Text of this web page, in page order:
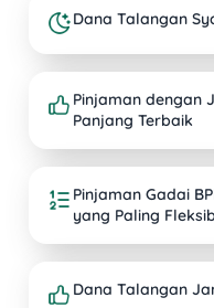
Dana Talangan
Pinjaman dengan
Panjang Terbaik
Pinjaman Gadai
yang Paling
Dana Talangan